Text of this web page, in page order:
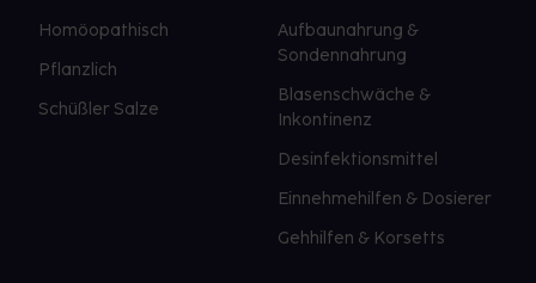
Homöopathisch
Pflanzlich
Schüßler Salze
Aufbaunahrung &
Sondennahrung
Blasenschwäche &
Inkontinenz
Desinfektionsmittel
Einnehmehilfen & Dosierer
Gehhilfen & Korsetts